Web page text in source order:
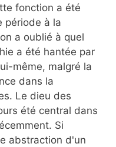
fonction a été
période à la
a oublié à quel
a été hantée par
même, malgré la
dans la
Le dieu des
été central dans
Si
abstraction d'un